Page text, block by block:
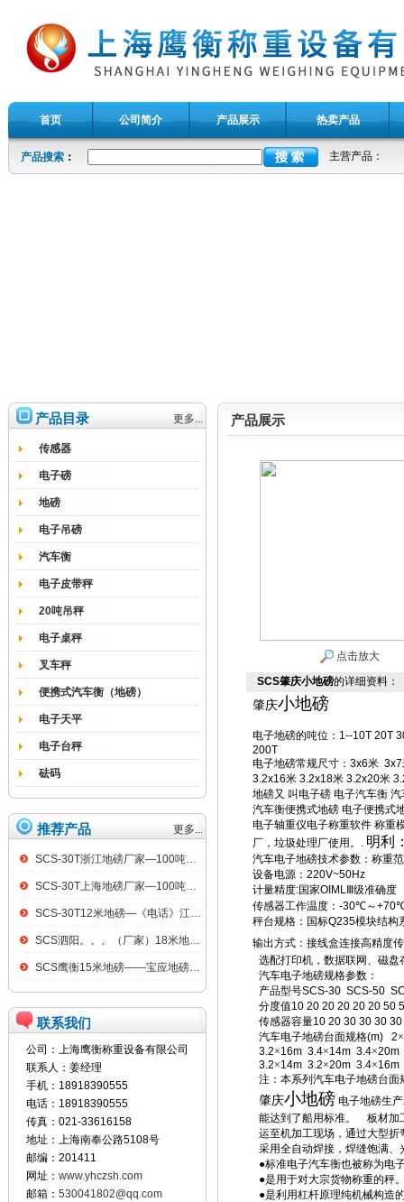
首页 公司简介 产品展示 热卖产品
产品搜索 ： 主营产品：
产品目录 更多...
传感器
电子磅
地磅
电子吊磅
汽车衡
电子皮带秤
20吨吊秤
电子桌秤
叉车秤
便携式汽车衡（地磅）
电子天平
电子台秤
砝码
推荐产品 更多...
SCS-30T浙江地磅厂家—100吨汽车衡
SCS-30T上海地磅厂家—100吨汽车衡
SCS-30T12米地磅—《电话》江阴100吨地磅
SCS泗阳。。。（厂家）18米地磅（低价）
SCS鹰衡15米地磅——宝应地磅销售点
联系我们
公司：上海鹰衡称重设备有限公司
联系人：姜经理
手机：18918390555
电话：18918390555
传真：021-33616158
地址：上海南奉公路5108号
邮编：201411
网址： www.yhczsh.com
邮箱： 530041802@qq.com
产品展示
点击放大
SCS肇庆小地磅的详细资料：
肇庆小地磅
电子地磅的吨位 ： 1--10T 20T
200T
电子地磅常规尺寸： 3x6米3x7
3.2x16米3.2x18米3.2x20米
地磅又 叫电子磅 电子汽车衡 汽
汽车衡便携式地磅 电子便携式
电子轴重仪电子称重软件 称重
厂，垃圾处理厂使用。
. 明利
汽车电子地磅技术参数：称重
设备电源： 220V~50Hz
计量精度:国家OIMLⅢ级准确度
传感器工作温度： -30℃～+70
秤台规格：国标Q235模块结构
输出方式：接线盒连接高精度
选配打印机，数据联网、磁
汽车电子地磅规格参数：
产品型号SCS-30 SCS-50
分度值10 20 20 20 20 20 50
传感器容量10 20 30 30 30
汽车电子地磅台面规格(m) 2×
3.2×16m 3.4×14m 3.4×
3.2×14m 3.2×20m 3.4×16m
注：本系列汽车电子地磅台面
肇庆小地磅 电子地磅生
能达到了船用标准。
板材加
运至机加工现场，通过大型折
采用全自动焊接，焊缝饱满
●标准电子汽车衡也被称为电
●是用于对大宗货物称重的秤
●是利用杠杆原理纯机械构造